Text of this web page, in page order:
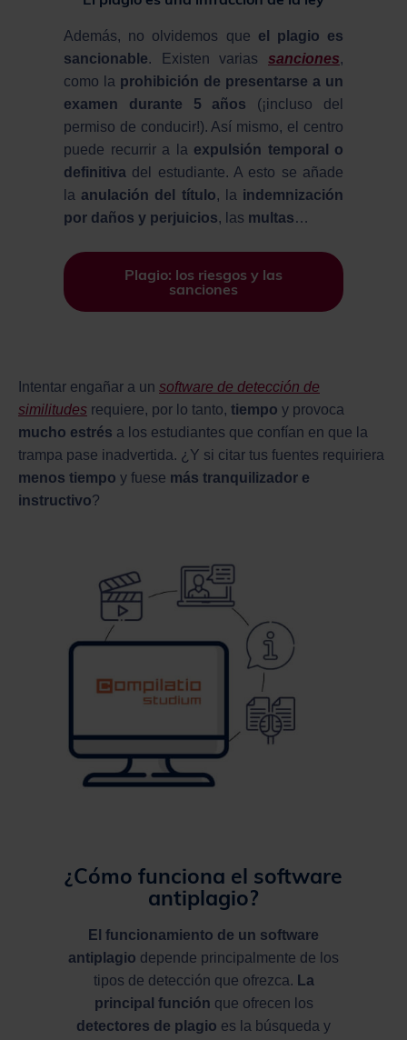
Además, no olvidemos que el plagio es
sancionable. Existen varias sanciones,
como la prohibición de presentarse a un
examen durante 5 años (¡incluso del
permiso de conducir!). Así mismo, el centro
puede recurrir a la expulsión temporal o
definitiva del estudiante. A esto se añade
laanulación del título, la indemnización
por daños y perjuicios, las multas…
Plagio: los riesgos y las
sanciones
Intentar engañar a un software de detección de
similitudes requiere, por lo tanto, tiempo y provoca
mucho estrés a los estudiantes que confían en que la
trampa pase inadvertida. ¿Y si citar tus fuentes requiriera
menos tiempo y fuese más tranquilizador e
instructivo?
¿Cómo funciona el software
antiplagio?
El funcionamiento de un software
antiplagio depende principalmente de los
tipos de detección que ofrezca. La
principal función que ofrecen los
detectores de plagio es la búsqueda y